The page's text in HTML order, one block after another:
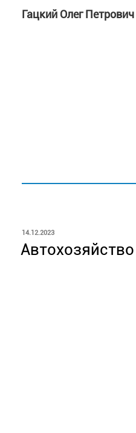
Гацкий Олег Петрович
ОПУБЛИКОВАНО
14.12.2023
Автохозяйство